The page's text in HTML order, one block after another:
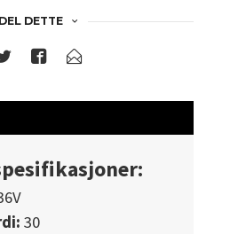
DEL DETTE
30